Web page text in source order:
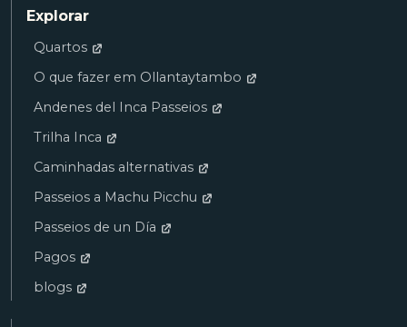
Explorar
Quartos
O que fazer em Ollantaytambo
Andenes del Inca Passeios
Trilha Inca
Caminhadas alternativas
Passeios a Machu Picchu
Passeios de un Día
Pagos
blogs